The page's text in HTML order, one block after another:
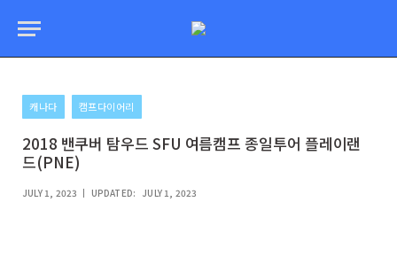
캐나다 캠프다이어리
2018 밴쿠버 탐우드 SFU 여름캠프 종일투어 플레이랜
드(PNE)
JULY 1, 2023 UPDATED: JULY 1, 2023